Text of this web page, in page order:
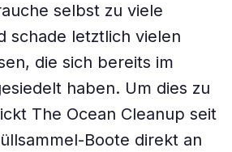
selbst zu viele
schade letztlich vielen
die sich bereits im
haben. Um dies zu
The Ocean Cleanup seit
Boote direkt an